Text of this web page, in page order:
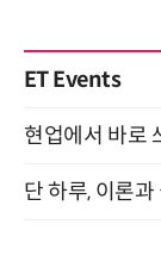
ET Events